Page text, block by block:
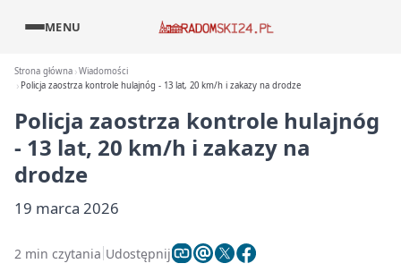
MENU
Strona główna Wiadomości
Policja zaostrza kontrole hulajnóg - 13 lat, 20 km/h i zakazy na drodze
Policja zaostrza kontrole hulajnóg
- 13 lat, 20 km/h i zakazy na
drodze
19 marca 2026
2 min czytania Udostępnij